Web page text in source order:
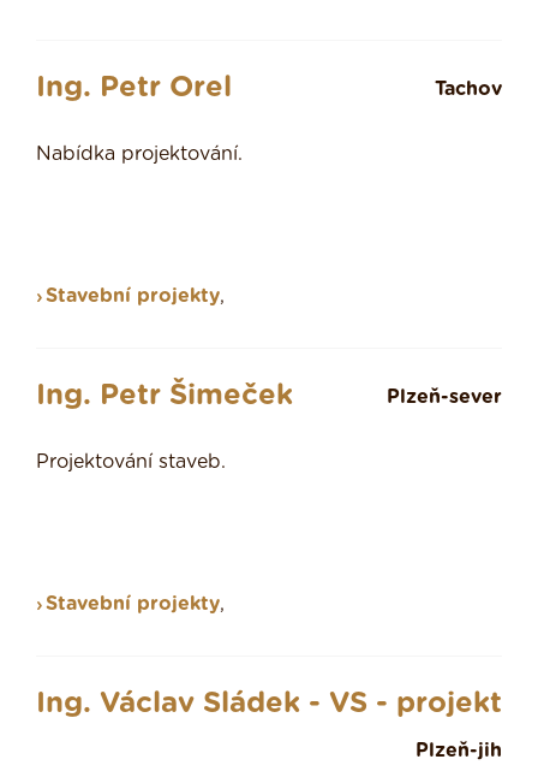
Ing. Petr Orel Tachov
Nabídka projektování.
Stavební projekty,
Ing. Petr Šimeček Plzeň-sever
Projektování staveb.
Stavební projekty,
Ing. Václav Sládek - VS - projekt
Plzeň-jih